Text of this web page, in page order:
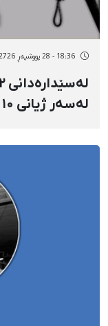
18:36 - 28 پووشپەڕ 2726